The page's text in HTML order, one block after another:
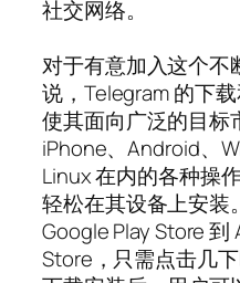
社交网络。
对于有意加入这个不
说，Telegram 的下
使其面向广泛的目标
iPhone、Android、
Linux 在内的各种操
轻松在其设备上安装
Google Play Store
Store，只需点击几下